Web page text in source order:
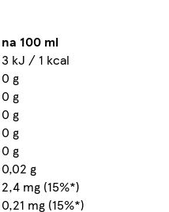
na 100 ml
3 kJ / 1 kcal
0 g
0 g
0 g
0 g
0 g
0,02 g
2,4 mg (15%*)
0,21 mg (15%*)